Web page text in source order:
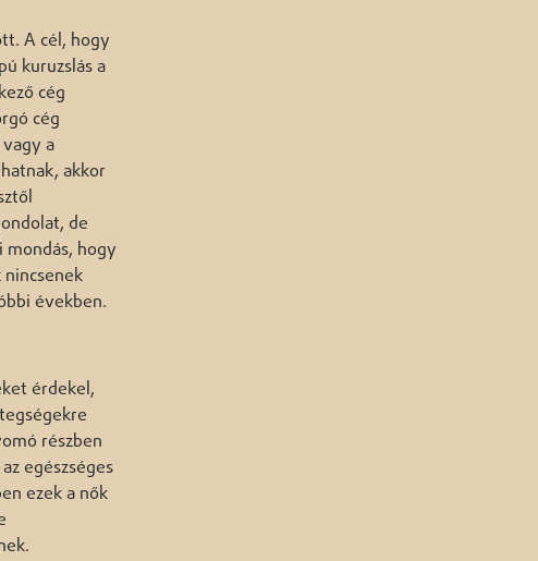
A cél, hogy
kuruzslás a
cég
cég
a
akkor
de
hogy
években.
érdekel,
részben
egészséges
ezek a nők